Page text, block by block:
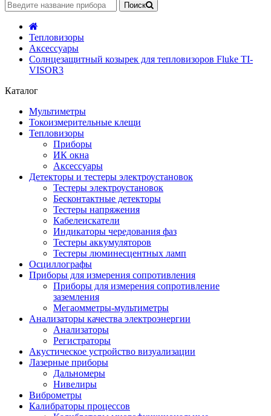
Поиск
Тепловизоры
Аксессуары
Солнцезащитный козырек для тепловизоров Fluke TI-
VISOR3
Каталог
Мультиметры
Токоизмерительные клещи
Тепловизоры
Приборы
ИК окна
Аксессуары
Детекторы и тестеры электроустановок
Тестеры электроустановок
Бесконтактные детекторы
Тестеры напряжения
Кабелеискатели
Индикаторы чередования фаз
Тестеры аккумуляторов
Тестеры люминесцентных ламп
Осциллографы
Приборы для измерения сопротивления
Приборы для измерения сопротивление
заземления
Мегаомметры-мультиметры
Анализаторы качества электроэнергии
Анализаторы
Регистраторы
Акустическое устройство визуализации
Лазерные приборы
Дальномеры
Нивелиры
Виброметры
Калибраторы процессов